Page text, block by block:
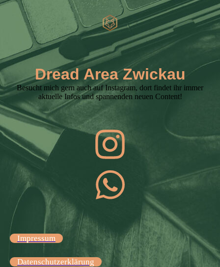
Dread Area Zwickau
Besucht mich gern auch auf Instagram, dort findet ihr immer
aktuelle Infos und spannenden neuen Content!
Impressum
Datenschutzerklärung